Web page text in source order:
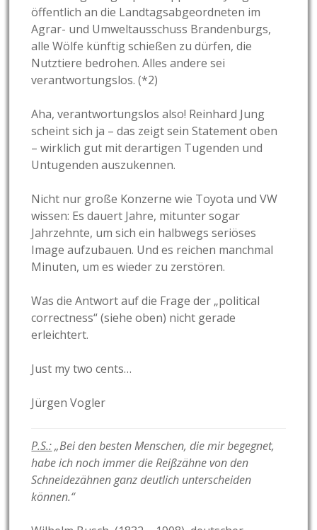
öffentlich an die Landtagsabgeordneten im
Agrar- und Umweltausschuss Brandenburgs,
alle Wölfe künftig schießen zu dürfen, die
Nutztiere bedrohen. Alles andere sei
verantwortungslos. (*2)
Aha, verantwortungslos also! Reinhard Jung
scheint sich ja – das zeigt sein Statement oben
– wirklich gut mit derartigen Tugenden und
Untugenden auszukennen.
Nicht nur große Konzerne wie Toyota und VW
wissen: Es dauert Jahre, mitunter sogar
Jahrzehnte, um sich ein halbwegs seriöses
Image aufzubauen. Und es reichen manchmal
Minuten, um es wieder zu zerstören.
Was die Antwort auf die Frage der „political
correctness“(siehe oben) nicht gerade
erleichtert.
Just my two cents…
Jürgen Vogler
P.S.:„Bei den besten Menschen, die mir begegnet,
habe ich noch immer die Reißzähne von den
Schneidezähnen ganz deutlich unterscheiden
können.“